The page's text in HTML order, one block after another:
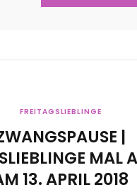
FREITAGSLIEBLINGE
|
MAL
13. APRIL 2018